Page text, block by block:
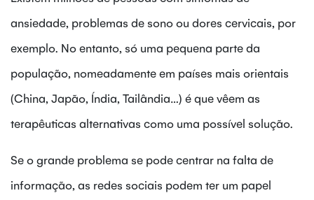
ansiedade, problemas de sono ou dores cervicais, por
exemplo. No entanto, só uma pequena parte da
população, nomeadamente em países mais orientais
(China, Japão, Índia, Tailândia…) é que vêem as
terapêuticas alternativas como uma possível solução.
Se o grande problema se pode centrar na falta de
informação, as redes sociais podem ter um papel